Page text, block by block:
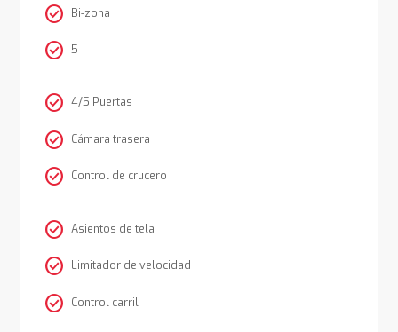
check_circle Bi-zona
check_circle 5
check_circle 4/5 Puertas
check_circle Cámara trasera
check_circle Control de crucero
check_circle Asientos de tela
check_circle Limitador de velocidad
check_circle Control carril